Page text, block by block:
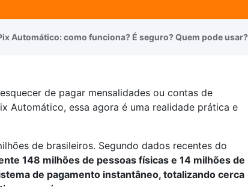
Automático: como funciona? É seguro? Quem pode usar?
de pagar mensalidades ou contas de
Automático, essa agora é uma realidade prática e
de brasileiros. Segundo dados recentes do
148 milhões de pessoas físicas e 14 milhões de
de pagamento instantâneo, totalizando cerca